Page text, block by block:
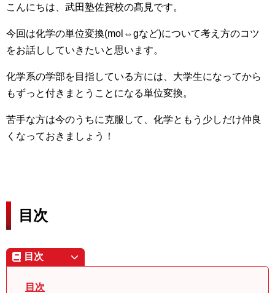
こんにちは、武田塾佐賀校の髙見です。
今回は化学の単位変換(mol⇔gなど)について考え方のコツ
をお話ししていきたいと思います。
化学系の学部を目指している方には、大学生になってから
もずっと付きまとうことになる単位変換。
苦手な方は今のうちに克服して、化学ともう少しだけ仲良
くなっておきましょう！
目次
目次
目次